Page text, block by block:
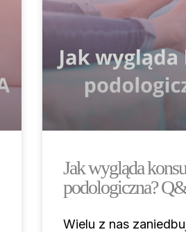
Jak wygląda
podologiczna?
Wielu z nas